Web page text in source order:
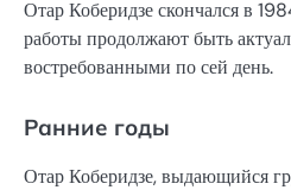
Отар Коберидзе скончался в
работы продолжают быть
востребованными по сей день.
Ранние годы
Отар Коберидзе, выдающийся